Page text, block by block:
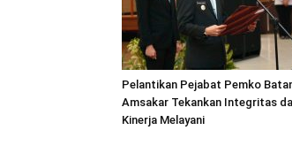
Pelantikan Pejabat Pemko
Amsakar Tekankan Integritas
Kinerja Melayani